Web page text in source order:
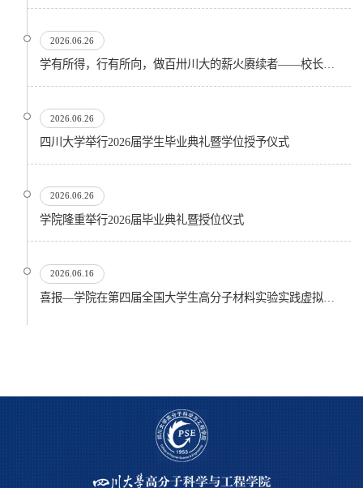
2026.06.26
学有所得，行有所向，做百卅川大的薪火赓续者——校长汪劲松在四川大学2026届学生毕业典礼上的...
2026.06.26
四川大学举行2026届学生毕业典礼暨学位授予仪式
2026.06.26
​学院隆重举行2026届毕业典礼暨授位仪式
2026.06.16